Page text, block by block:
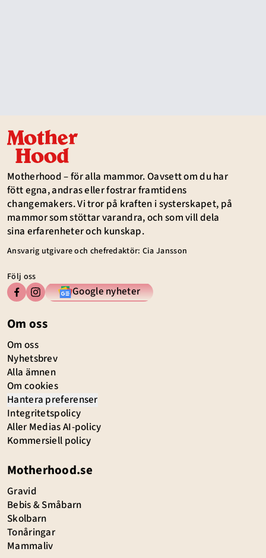
Motherhood – för alla mammor. Oavsett om du har
fött egna, andras eller fostrar framtidens
changemakers. Vi tror på kraften i systerskapet, på
mammor som stöttar varandra, och som vill dela
sina erfarenheter och kunskap.
Ansvarig utgivare och chefredaktör: Cia Jansson
Följ oss
Google nyheter
Om oss
Om oss
Nyhetsbrev
Alla ämnen
Om cookies
Hantera preferenser
Integritetspolicy
Aller Medias AI-policy
Kommersiell policy
Motherhood.se
Gravid
Bebis & Småbarn
Skolbarn
Tonåringar
Mammaliv